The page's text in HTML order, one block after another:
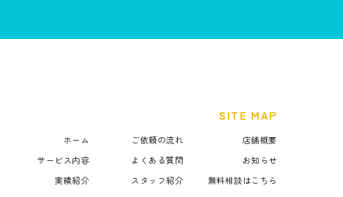
SITE MAP
ホーム
サービス内容
実績紹介
ご依頼の流れ
よくある質問
スタッフ紹介
店舗概要
お知らせ
無料相談はこちら